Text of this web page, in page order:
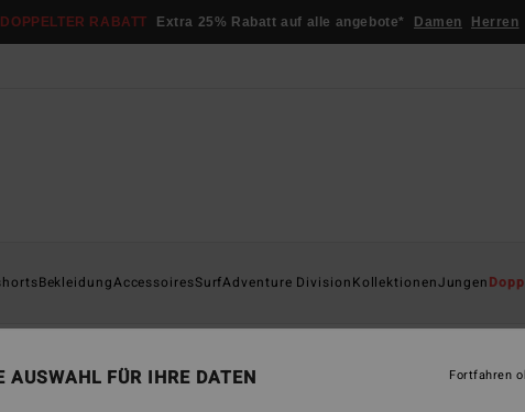
DOPPELTER RABATT Extra 25% Rabatt auf alle angebote* Damen Herren
BekleidungAccessoiresSurfAdventure DivisionKollektionenJungen
AUSWAHL FÜR IHRE DATEN Fortfahren